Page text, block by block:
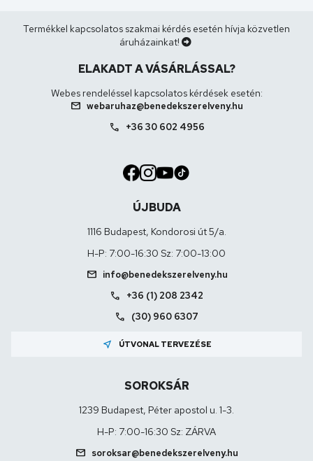
Termékkel kapcsolatos szakmai kérdés esetén hívja közvetlen
áruházainkat!
ELAKADT A VÁSÁRLÁSSAL?
Webes rendeléssel kapcsolatos kérdések esetén:
mail webaruhaz@benedekszerelveny.hu
call +36 30 602 4956
ÚJBUDA
1116 Budapest, Kondorosi út 5/a.
H-P: 7:00-16:30 Sz: 7:00-13:00
mail info@benedekszerelveny.hu
call +36 (1) 208 2342
call (30) 960 6307
near_me ÚTVONAL TERVEZÉSE
SOROKSÁR
1239 Budapest, Péter apostol u. 1-3.
H-P: 7:00-16:30 Sz: ZÁRVA
mail soroksar@benedekszerelveny.hu